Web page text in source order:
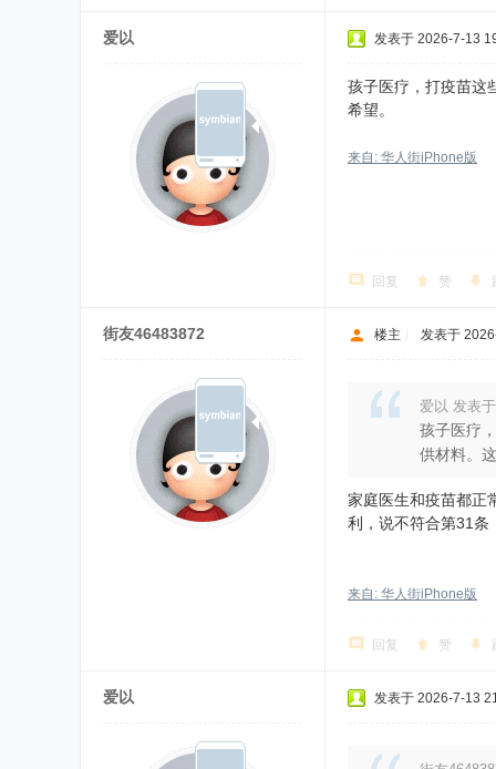
爱以 发表于 2026-7-13
孩子医疗，打疫苗这
希望。
来自: 华人街iPhone版
回复 赞
街友46483872 楼主 发表于
爱以 发表
孩子医疗
供材料。
家庭医生和疫苗都正
利，说不符合第31条
来自: 华人街iPhone版
回复 赞
爱以 发表于 2026-7-13